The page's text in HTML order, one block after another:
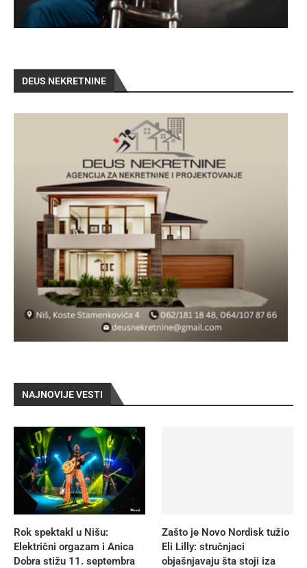
DEUS NEKRETNINE
NAJNOVIJE VESTI
Rok spektakl u Nišu:
Električni orgazam i Anica
Dobra stižu 11. septembra
Zašto je Novo Nordisk tužio
Eli Lilly: stručnjaci
objašnjavaju šta stoji iza